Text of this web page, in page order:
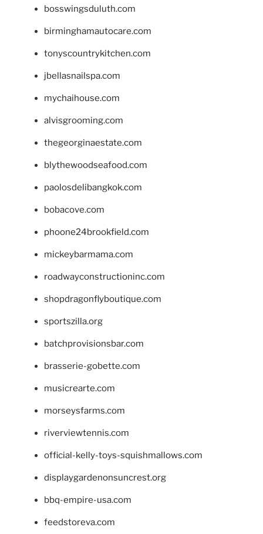
bosswingsduluth.com
birminghamautocare.com
tonyscountrykitchen.com
jbellasnailspa.com
mychaihouse.com
alvisgrooming.com
thegeorginaestate.com
blythewoodseafood.com
paolosdelibangkok.com
bobacove.com
phoone24brookfield.com
mickeybarmama.com
roadwayconstructioninc.com
shopdragonflyboutique.com
sportszilla.org
batchprovisionsbar.com
brasserie-gobette.com
musicrearte.com
morseysfarms.com
riverviewtennis.com
official-kelly-toys-squishmallows.com
displaygardenonsuncrest.org
bbq-empire-usa.com
feedstoreva.com